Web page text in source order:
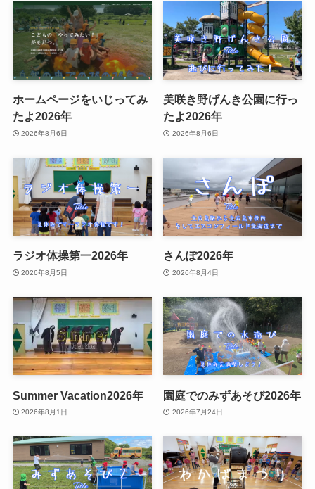
ホームページをいじってみ
たよ2026年
2026年8月6日
美咲き野げんき公園に行っ
たよ2026年
2026年8月6日
ラジオ体操第一2026年
2026年8月5日
さんぽ2026年
2026年8月4日
Summer Vacation2026年
2026年8月1日
園庭でのみずあそび2026年
2026年7月24日